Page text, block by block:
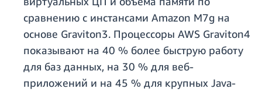
сравнению с инстансами Amazon M7g на
основе Graviton3. Процессоры AWS Graviton4
показывают на 40 % более быструю работу
для баз данных, на 30 % для веб-
приложений и на 45 % для крупных Java-